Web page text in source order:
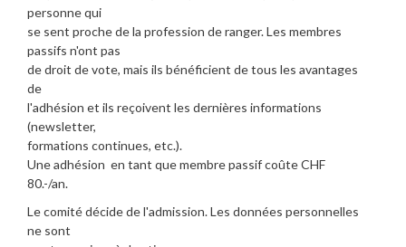
personne qui
se sent proche de la profession de ranger. Les membres
passifs n'ont pas
de droit de vote, mais ils bénéficient de tous les avantages
de
l'adhésion et ils reçoivent les dernières informations
(newsletter,
formations continues, etc.).
Une adhésion en tant que membre passif coûte CHF
80.-/an.
Le comité décide de l'admission. Les données personnelles
ne sont